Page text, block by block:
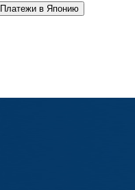
Платежи в Японию